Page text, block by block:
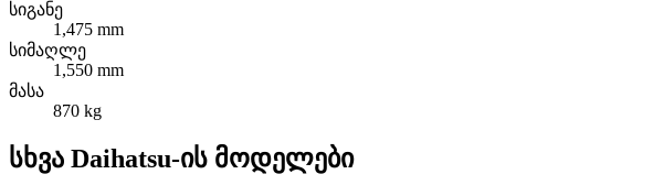
სიგანე
1,475 mm
სიმაღლე
1,550 mm
მასა
870 kg
სხვა Daihatsu-ის მოდელები